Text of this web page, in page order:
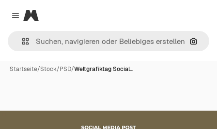
Close menu
Magnific
Nach
Startseite/Stock/PSD/Weltgrafiktag Social…